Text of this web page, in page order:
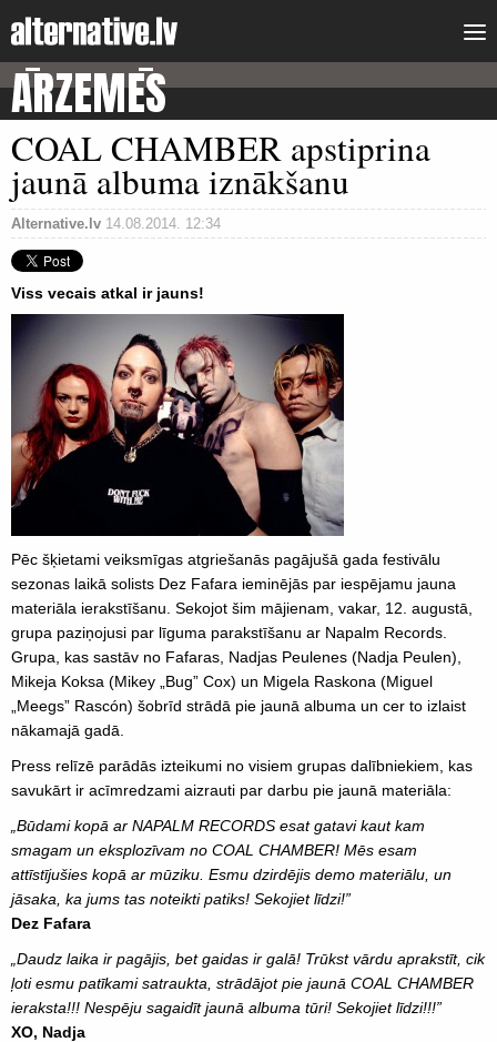
ĀRZEMĒS
COAL CHAMBER apstiprina
jaunā albuma iznākšanu
Alternative.lv 14.08.2014. 12:34
Viss vecais atkal ir jauns!
Pēc šķietami veiksmīgas atgriešanās pagājušā gada festivālu
sezonas laikā solists Dez Fafara ieminējās par iespējamu jauna
materiāla ierakstīšanu. Sekojot šim mājienam, vakar, 12. augustā,
grupa paziņojusi par līguma parakstīšanu ar Napalm Records.
Grupa, kas sastāv no Fafaras, Nadjas Peulenes (Nadja Peulen),
Mikeja Koksa (Mikey „Bug” Cox) un Migela Raskona (Miguel
„Meegs” Rascón) šobrīd strādā pie jaunā albuma un cer to izlaist
nākamajā gadā.
Press relīzē parādās izteikumi no visiem grupas dalībniekiem, kas
savukārt ir acīmredzami aizrauti par darbu pie jaunā materiāla:
„Būdami kopā ar NAPALM RECORDS esat gatavi kaut kam
smagam un eksplozīvam no COAL CHAMBER! Mēs esam
attīstījušies kopā ar mūziku. Esmu dzirdējis demo materiālu, un
jāsaka, ka jums tas noteikti patiks! Sekojiet līdzi!”
Dez Fafara
„Daudz laika ir pagājis, bet gaidas ir galā! Trūkst vārdu aprakstīt, cik
ļoti esmu patīkami satraukta, strādājot pie jaunā COAL CHAMBER
ieraksta!!! Nespēju sagaidīt jaunā albuma tūri! Sekojiet līdzi!!!”
XO, Nadja